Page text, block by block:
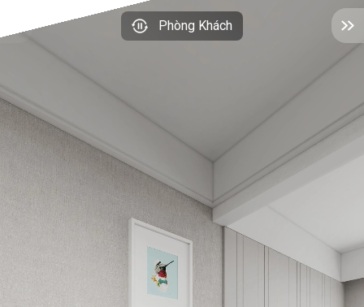
Phòng Khách